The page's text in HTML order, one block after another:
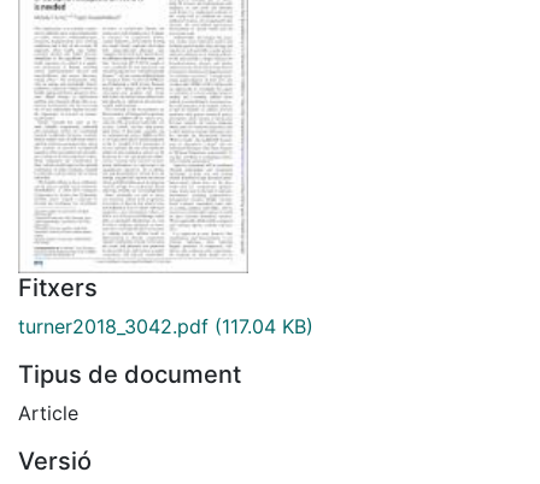
Fitxers
turner2018_3042.pdf (117.04 KB)
Tipus de document
Article
Versió